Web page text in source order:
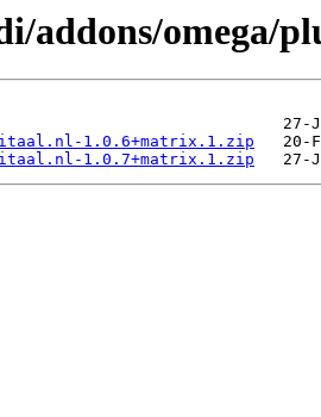
addons/omega/
1.0.6+matrix.1.zip
1.0.7+matrix.1.zip